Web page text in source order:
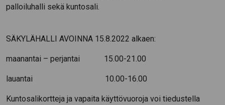
palloiluhalli sekä kuntosali.
SÄKYLÄHALLI AVOINNA 15.8.2022 alkaen:
maanantai – perjantai 15.00-21.00
lauantai 10.00-16.00
Kuntosalikortteja ja vapaita käyttövuoroja voi tiedustella